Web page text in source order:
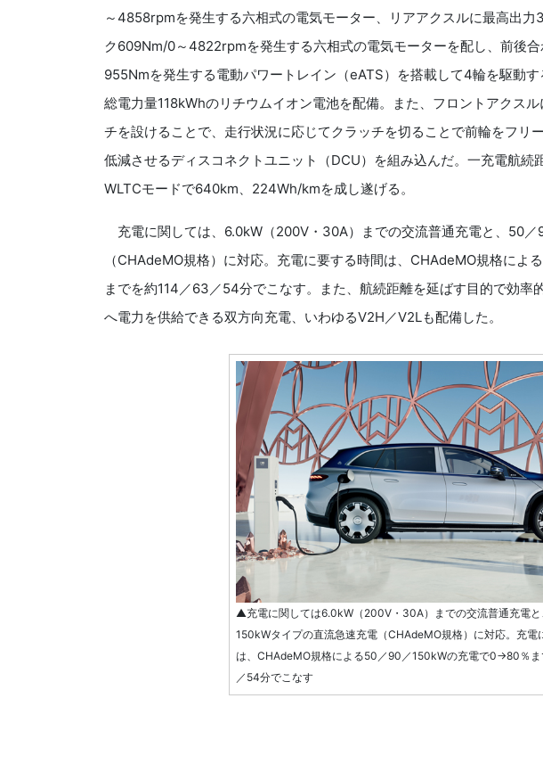
～4858rpmを発生する六相式の電気モーター、リアアクスルに最高出
ク609Nm/0～4822rpmを発生する六相式の電気モーターを配し、前後
955Nmを発生する電動パワートレイン（eATS）を搭載して4輪を駆動
総電力量118kWhのリチウムイオン電池を配備。また、フロントアクス
チを設けることで、走行状況に応じてクラッチを切ることで前輪をフリ
低減させるディスコネクトユニット（DCU）を組み込んだ。一充電航続
WLTCモードで640km、224Wh/kmを成し遂げる。
充電に関しては、6.0kW（200V・30A）までの交流普通充電と、50／
（CHAdeMO規格）に対応。充電に要する時間は、CHAdeMO規格に
までを約114／63／54分でこなす。また、航続距離を延ばす目的で効率
へ電力を供給できる双方向充電、いわゆるV2H／V2Lも配備した。
▲充電に関しては6.0kW（200V・30A）までの交流普通充電
150kWタイプの直流急速充電（CHAdeMO規格）に対応。充電
は、CHAdeMO規格による50／90／150kWの充電で0→80％ま
／54分でこなす